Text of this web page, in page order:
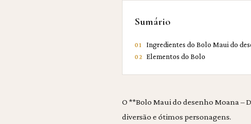
Sumário
01 Ingredientes do Bolo Maui do
02 Elementos do Bolo
O **Bolo Maui do desenho Moana –
diversão e ótimos personagens.